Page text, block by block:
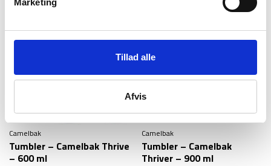
Marketing
Tillad alle
Afvis
459 kr. 349 kr.
Camelbak
Tumbler – Camelbak Thrive
– 600 ml
Camelbak
Tumbler – Camelbak
Thriver – 900 ml